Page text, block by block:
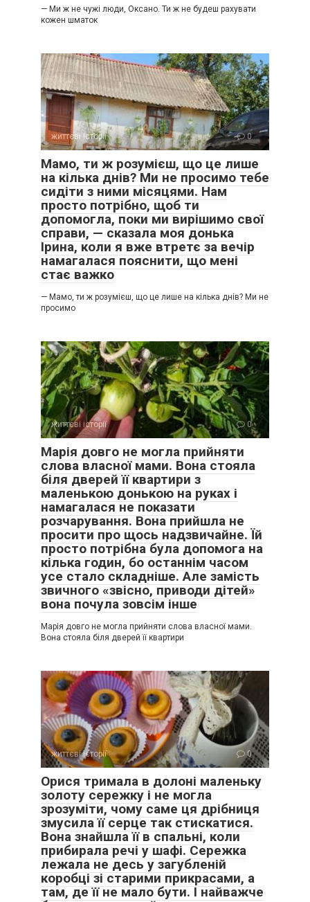
— Ми ж не чужі люди, Оксано. Ти ж не будеш рахувати
кожен шматок
життєві історії 0
Мамо, ти ж розумієш, що це лише
на кілька днів? Ми не просимо тебе
сидіти з ними місяцями. Нам
просто потрібно, щоб ти
допомогла, поки ми вирішимо свої
справи, — сказала моя донька
Ірина, коли я вже втретє за вечір
намагалася пояснити, що мені
стає важко
— Мамо, ти ж розумієш, що це лише на кілька днів? Ми не
просимо
життєві історії 0
Марія довго не могла прийняти
слова власної мами. Вона стояла
біля дверей її квартири з
маленькою донькою на руках і
намагалася не показати
розчарування. Вона прийшла не
просити про щось надзвичайне. Їй
просто потрібна була допомога на
кілька годин, бо останнім часом
усе стало складніше. Але замість
звичного «звісно, приводи дітей»
вона почула зовсім інше
Марія довго не могла прийняти слова власної мами.
Вона стояла біля дверей її квартири
життєві історії 0
Орися тримала в долоні маленьку
золоту сережку і не могла
зрозуміти, чому саме ця дрібниця
змусила її серце так стискатися.
Вона знайшла її в спальні, коли
прибирала речі у шафі. Сережка
лежала не десь у загубленій
коробці зі старими прикрасами, а
там, де її не мало бути. І найважче